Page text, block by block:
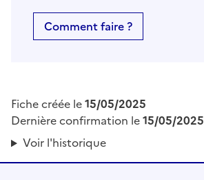
Comment faire ?
Fiche créée le15/05/2025
Dernière confirmation le15/05/2025
Voir l'historique